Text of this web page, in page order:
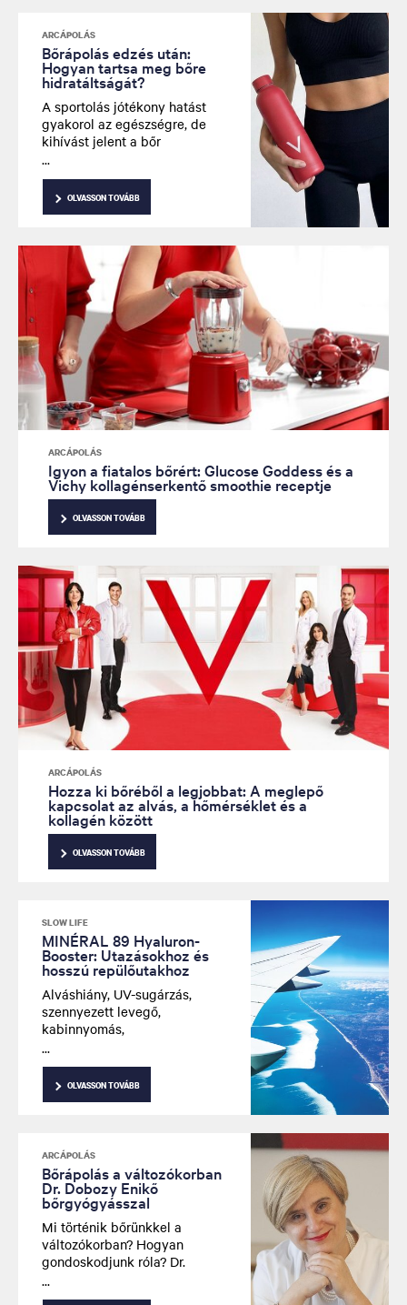
megértése segíthet Önnek
megtalálni a megfelelő
termékeket a leglátványosabb
eredményekért, a bőre egyedi
igényei szerint.
ARCÁPOLÁS
Bőrápolás edzés után:
Hogyan tartsa meg bőre
hidratáltságát?
A sportolás jótékony hatást
gyakorol az egészségre, de
kihívást jelent a bőr
hidratálásának szempontjából.
Az edzés után leginkább
megfelelő bőrápoló segít
fenntartani az optimális
természetes regenerációját.
OLVASSON TOVÁBB
ARCÁPOLÁS
Igyon a fiatalos bőrért: Glucose Goddess és a
Vichy kollagénserkentő smoothie receptje
OLVASSON TOVÁBB
ARCÁPOLÁS
Hozza ki bőréből a legjobbat: A meglepő
kapcsolat az alvás, a hőmérséklet és a
kollagén között
OLVASSON TOVÁBB
SLOW LIFE
MINÉRAL 89 Hyaluron-
Booster: Utazásokhoz és
hosszú repülőutakhoz
Alváshiány, UV-sugárzás,
szennyezett levegő,
kabinnyomás,
hőingadozás. Ezek a negatív
tényezők hosszú távon
károsan befolyásolhatják
OLVASSON TOVÁBB
ARCÁPOLÁS
Bőrápolás a változókorban
Dr. Dobozy Enikő
bőrgyógyásszal
Mi történik bőrünkkel a
változókorban? Hogyan
gondoskodjunk róla? Dr.
segít megtalálni a választ.